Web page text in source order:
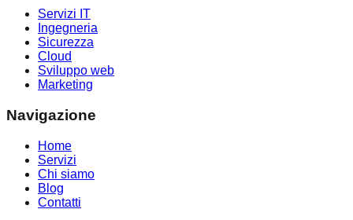
Servizi IT
Ingegneria
Sicurezza
Cloud
Sviluppo web
Marketing
Navigazione
Home
Servizi
Chi siamo
Blog
Contatti